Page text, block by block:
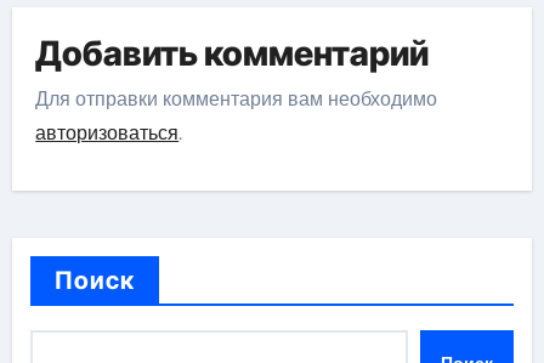
Добавить комментарий
Для отправки комментария вам необходимо
авторизоваться.
Поиск